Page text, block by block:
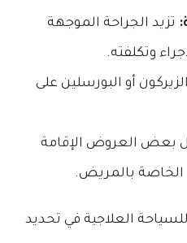
تزيد الجراحة الموجهة
وتكلفته.
الزيركون أو البورسلين على
بعض العروض الإقامة
الخاصة بالمريض.
العلاجية في تحديد